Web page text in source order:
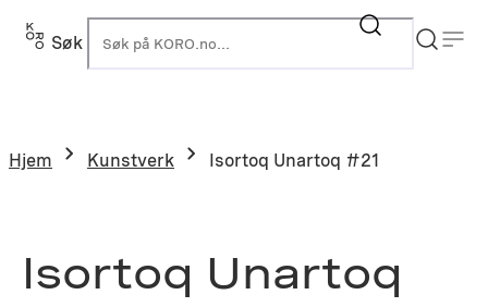
Hopp
Søk
Hjem Kunstverk Isortoq Unartoq #21
Isortoq Unartoq